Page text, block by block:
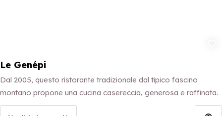
Le Genépi
Dal 2005, questo ristorante tradizionale dal tipico fascino
montano propone una cucina casereccia, generosa e raffinata.